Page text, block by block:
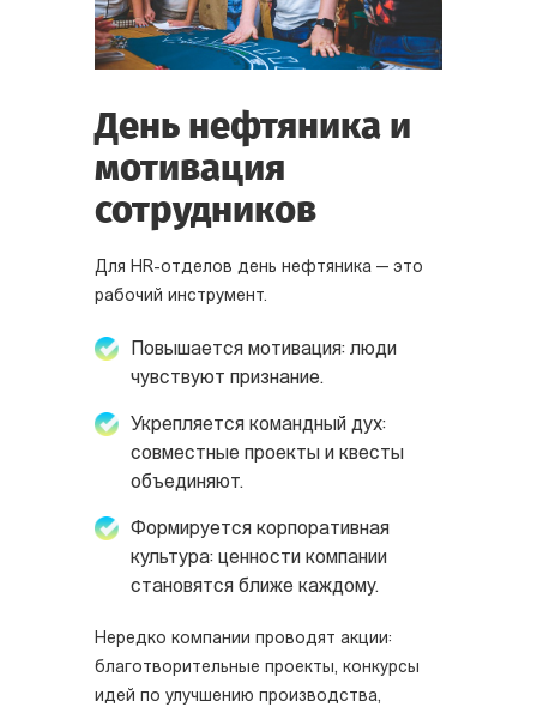
День нефтяника и
мотивация
сотрудников
Для HR-отделов день нефтяника — это
рабочий инструмент.
Повышается мотивация: люди
чувствуют признание.
Укрепляется командный дух:
совместные проекты и квесты
объединяют.
Формируется корпоративная
культура: ценности компании
становятся ближе каждому.
Нередко компании проводят акции:
благотворительные проекты, конкурсы
идей по улучшению производства,